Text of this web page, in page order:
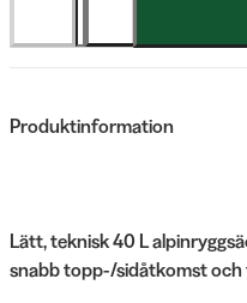
Produktinformation
Lätt, teknisk 40 L
snabb topp-/sidåtkomst och